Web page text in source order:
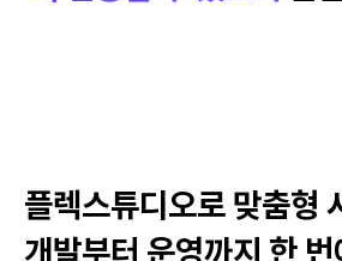
플렉스튜디오로 맞춤형
개발부터 운영까지 한